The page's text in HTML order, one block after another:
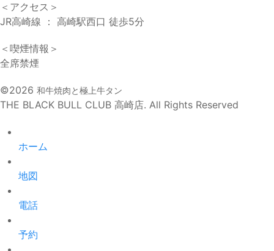
＜アクセス＞
JR高崎線 ： 高崎駅西口 徒歩5分
＜喫煙情報＞
全席禁煙
©2026 和牛焼肉と極上牛タン
THE BLACK BULL CLUB 高崎店. All Rights Reserved
ホーム
地図
電話
予約